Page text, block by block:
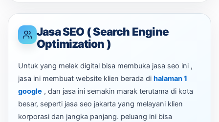
Jasa SEO ( Search Engine
Optimization )
Untuk yang melek digital bisa membuka jasa seo ini ,
jasa ini membuat website klien berada di halaman 1
google , dan jasa ini semakin marak terutama di kota
besar, seperti jasa seo jakarta yang melayani klien
korporasi dan jangka panjang. peluang ini bisa